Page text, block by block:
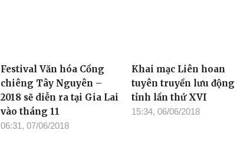
Festival Văn hóa Cồng
chiêng Tây Nguyên –
2018 sẽ diễn ra tại Gia Lai
vào tháng 11
06:31, 07/06/2018
Khai mạc Liên hoan
tuyên truyền lưu động
tỉnh lần thứ XVI
15:34, 06/06/2018